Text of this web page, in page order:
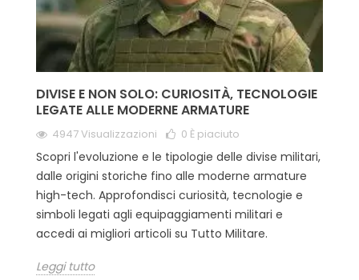
DIVISE E NON SOLO: CURIOSITÀ, TECNOLOGIE
LEGATE ALLE MODERNE ARMATURE
4947 Visualizzazioni 0 È piaciuto
Scopri l'evoluzione e le tipologie delle divise militari,
dalle origini storiche fino alle moderne armature
high-tech. Approfondisci curiosità, tecnologie e
simboli legati agli equipaggiamenti militari e
accedi ai migliori articoli su Tutto Militare.
Leggi tutto